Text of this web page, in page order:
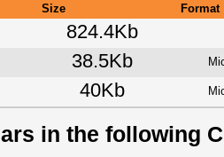
Size
Format
824.4Kb
38.5Kb
40Kb
in the following